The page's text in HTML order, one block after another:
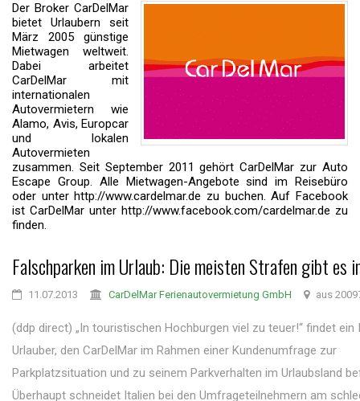
Der Broker CarDelMar
bietet Urlaubern seit
März 2005 günstige
Mietwagen weltweit.
Dabei arbeitet
CarDelMar mit
internationalen
Autovermietern wie
Alamo, Avis, Europcar
und lokalen
Autovermieten
zusammen. Seit September 2011 gehört CarDelMar zur Auto
Escape Group. Alle Mietwagen-Angebote sind im Reisebüro
oder unter http://www.cardelmar.de zu buchen. Auf Facebook
ist CarDelMar unter http://www.facebook.com/cardelmar.de zu
finden.
Falschparken im Urlaub: Die meisten Strafen gibt es
11.07.2013 CarDelMar Ferienautovermietung GmbH aus
(ddp direct) „In touristischen Hochburgen viel zu teuer!“ findet ein
Urlauber, den CarDelMar im Rahmen einer Kundenumfrage zur
Parkplatzsituation und zu seinem Parkverhalten im Urlaubsland
Überhaupt schneidet Italien bei den Umfrageteilnehmern am